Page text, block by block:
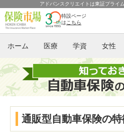
アドバンスクリエイトは東証プライ
特設ページ
は こちら
ホーム 医療 学資 女性
通販型自動車保険の特